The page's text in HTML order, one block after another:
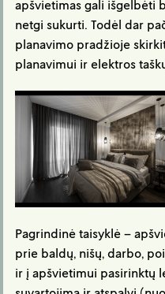
apšvietimas gali išgelbėti
netgi sukurti. Todėl dar
planavimo pradžioje
planavimui ir elektros
Pagrindinė taisyklė –
prie baldų, nišų, darbo,
ir į apšvietimui pasirinktų